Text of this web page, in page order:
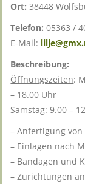
Ort:38448
Telefon:05363 /
E-Mail:
Beschreibung:
Öffnungszeiten:
– 18.00 Uhr
Samstag: 9.00 –
– Anfertigung
– Einlagen nach
– Bandagen und
– Zurichtungen